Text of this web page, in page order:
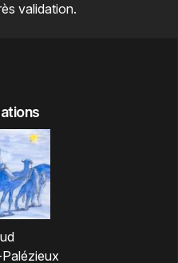
validation.